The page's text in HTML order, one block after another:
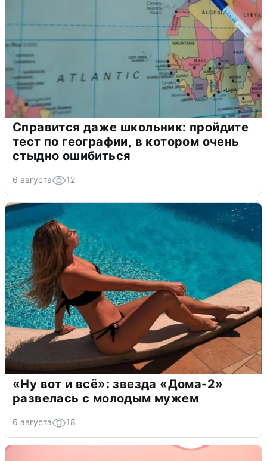
Справится даже школьник: пройдите
тест по географии, в котором очень
стыдно ошибиться
6 августа 12
«Ну вот и всё»: звезда «Дома-2»
развелась с молодым мужем
6 августа 18